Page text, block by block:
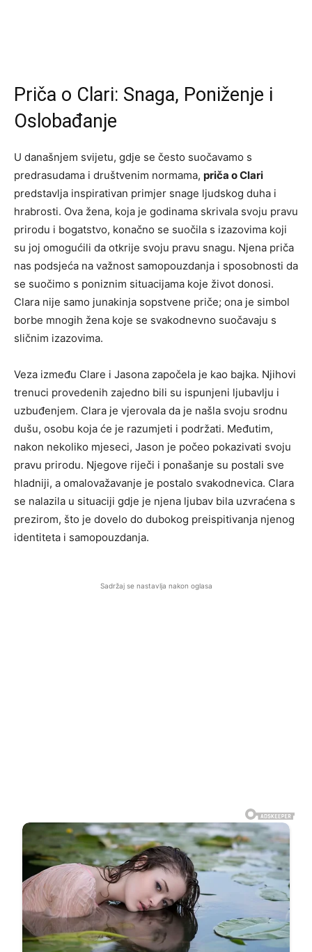
Priča o Clari: Snaga, Poniženje i
Oslobađanje
U današnjem svijetu, gdje se često suočavamo s
predrasudama i društvenim normama, priča o Clari
predstavlja inspirativan primjer snage ljudskog duha i
hrabrosti. Ova žena, koja je godinama skrivala svoju pravu
prirodu i bogatstvo, konačno se suočila s izazovima koji
su joj omogućili da otkrije svoju pravu snagu. Njena priča
nas podsjeća na važnost samopouzdanja i sposobnosti da
se suočimo s poniznim situacijama koje život donosi.
Clara nije samo junakinja sopstvene priče; ona je simbol
borbe mnogih žena koje se svakodnevno suočavaju s
sličnim izazovima.
Veza između Clare i Jasona započela je kao bajka. Njihovi
trenuci provedenih zajedno bili su ispunjeni ljubavlju i
uzbuđenjem. Clara je vjerovala da je našla svoju srodnu
dušu, osobu koja će je razumjeti i podržati. Međutim,
nakon nekoliko mjeseci, Jason je počeo pokazivati svoju
pravu prirodu. Njegove riječi i ponašanje su postali sve
hladniji, a omalovažavanje je postalo svakodnevica. Clara
se nalazila u situaciji gdje je njena ljubav bila uzvraćena s
prezirom, što je dovelo do dubokog preispitivanja njenog
identiteta i samopouzdanja.
Sadržaj se nastavlja nakon oglasa